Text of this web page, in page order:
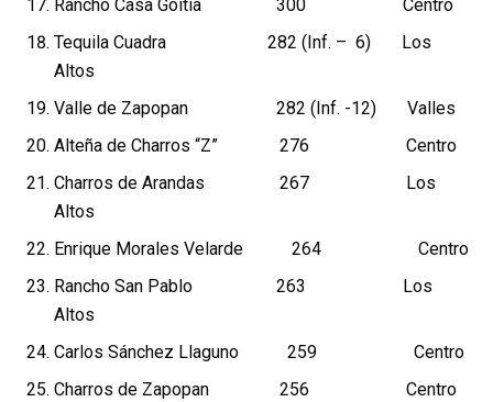
Rancho Casa Goitia 300 Centro
Tequila Cuadra 282 (Inf. – 6) Los
Altos
Valle de Zapopan 282 (Inf. -12) Valles
Alteña de Charros “Z” 276 Centro
Charros de Arandas 267 Los
Altos
Enrique Morales Velarde 264 Centro
Rancho San Pablo 263 Los
Altos
Carlos Sánchez Llaguno 259 Centro
Charros de Zapopan 256 Centro